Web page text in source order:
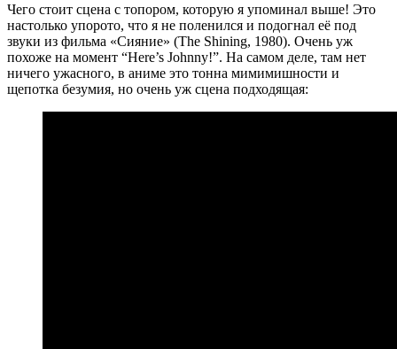
Чего стоит сцена с топором, которую я упоминал выше! Это
настолько упорото, что я не поленился и подогнал её под
звуки из фильма «Сияние» (The Shining, 1980). Очень уж
похоже на момент “Here’s Johnny!”. На самом деле, там нет
ничего ужасного, в аниме это тонна мимимишности и
щепотка безумия, но очень уж сцена подходящая: